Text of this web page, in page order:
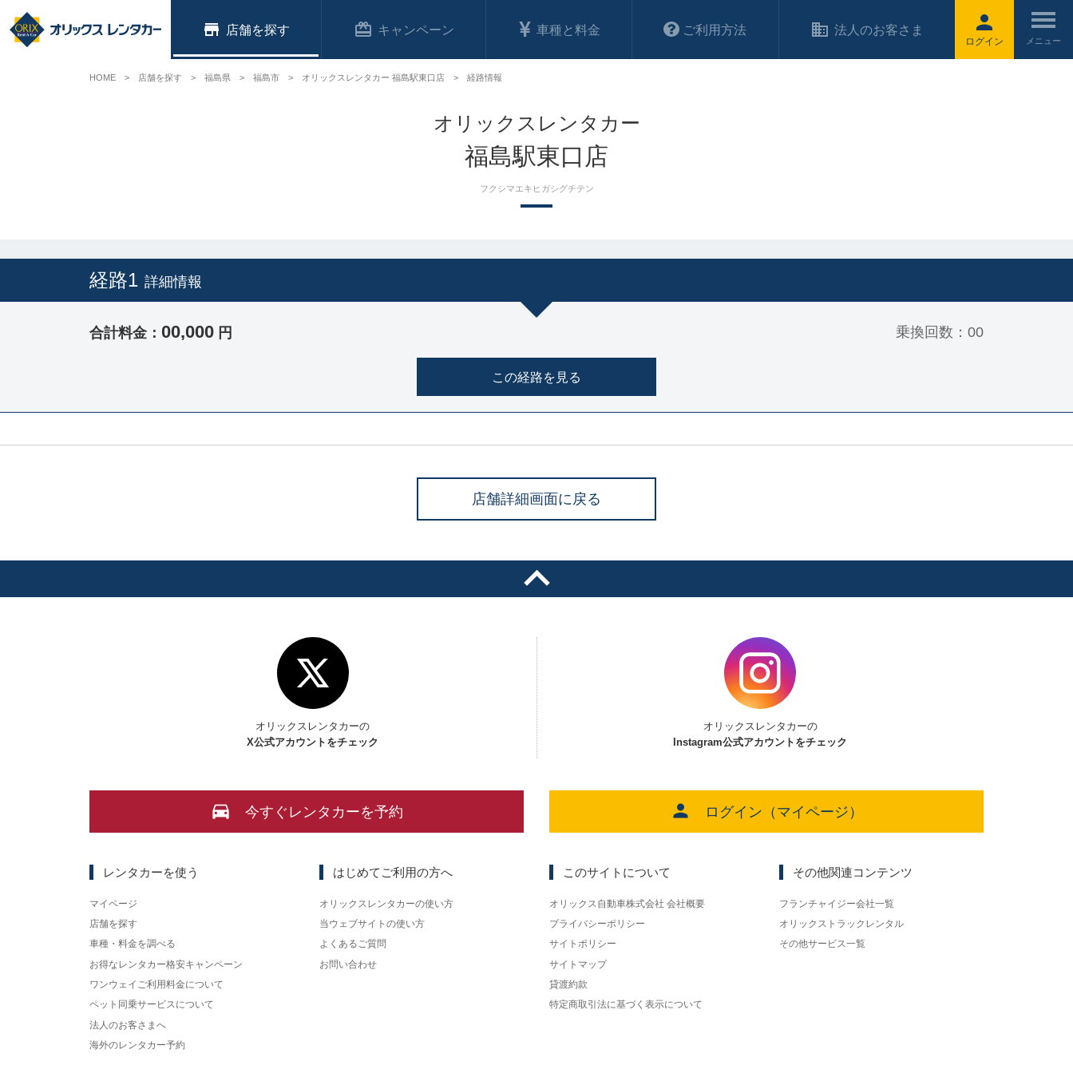
ログイン
店舗 キャンペーン 車種と料金 ご利用方法 法人のお客さま
オリックスレンタカー
福島駅東口店
フクシマエキヒガシグチテン
経路1 詳細情報
合計料金： 00,000 円 乗換回数：00
この経路を見る
店舗詳細画面に戻る
HOME 店舗を探す 福島県 福島市 オリックスレンタカー 福島駅東口店 経路情報
オリックスレンタカーの
X公式アカウントをチェック
オリックスレンタカーの
Instagram公式アカウントをチェック
今すぐレンタカーを予約 ログイン（マイページ）
レンタカーを使う
マイページ
店舗を探す
車種・料金を調べる
お得なレンタカー格安キャンペーン
ワンウェイご利用料金について
ペット同乗サービスについて
法人のお客さまへ
海外のレンタカー予約
はじめてご利用の方へ
オリックスレンタカーの使い方
当ウェブサイトの使い方
よくあるご質問
お問い合わせ
このサイトについて
オリックス自動車株式会社 会社概要
プライバシーポリシー
サイトポリシー
サイトマップ
貸渡約款
特定商取引法に基づく表示について
その他関連コンテンツ
フランチャイジー会社一覧
オリックストラックレンタル
その他サービス一覧